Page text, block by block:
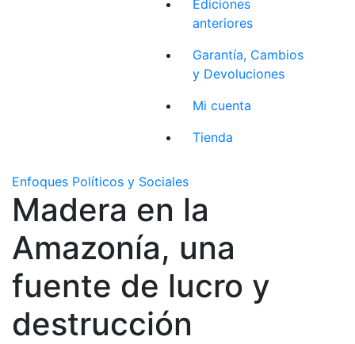
Ediciones
anteriores
Garantía, Cambios
y Devoluciones
Mi cuenta
Tienda
Enfoques Políticos y Sociales
Madera en la
Amazonía, una
fuente de lucro y
destrucción